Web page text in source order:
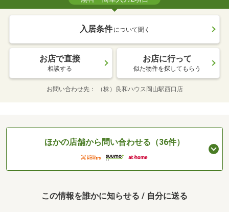
入居条件 について聞く
お店で直接
相談する
お店に行って
似た物件を探してもらう
お問い合わせ先 （株）良和ハウス岡山駅西口店
ほかの店舗から問い合わせる（36件）
この情報を誰かに知らせる / 自分に送る